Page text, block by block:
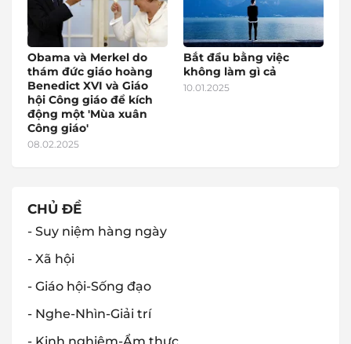
Obama và Merkel do
thám đức giáo hoàng
Benedict XVI và Giáo
hội Công giáo để kích
động một 'Mùa xuân
Công giáo'
08.02.2025
Bắt đầu bằng việc
không làm gì cả
10.01.2025
CHỦ ĐỀ
- Suy niệm hàng ngày
- Xã hội
- Giáo hội-Sống đạo
- Nghe-Nhìn-Giải trí